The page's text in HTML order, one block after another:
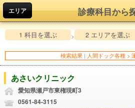
エリア 診療科目から
1 科目を選ぶ > 2 エリアを選ぶ
検索結果 | 人間ドック各種 >
あさいクリニック
愛知県瀬戸市東権現町3
0561-84-3115